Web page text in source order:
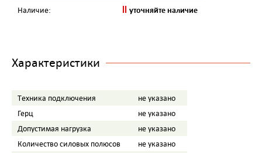
Наличие: уточняйте наличие
Характеристики
Tехника подключения
не указано
Герц
не указано
Допустимая нагрузка
не указано
Количество силовых полюсов
не указано